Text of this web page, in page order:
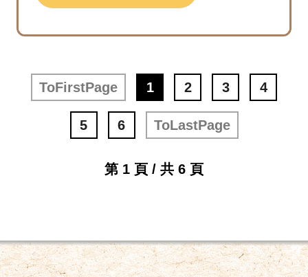
ToFirstPage 1 2 3 4
5 6 ToLastPage
第 1 頁 / 共 6 頁